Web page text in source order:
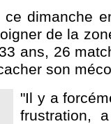
dimanche
de la
ans, 26
son
"Il y a
frustration,